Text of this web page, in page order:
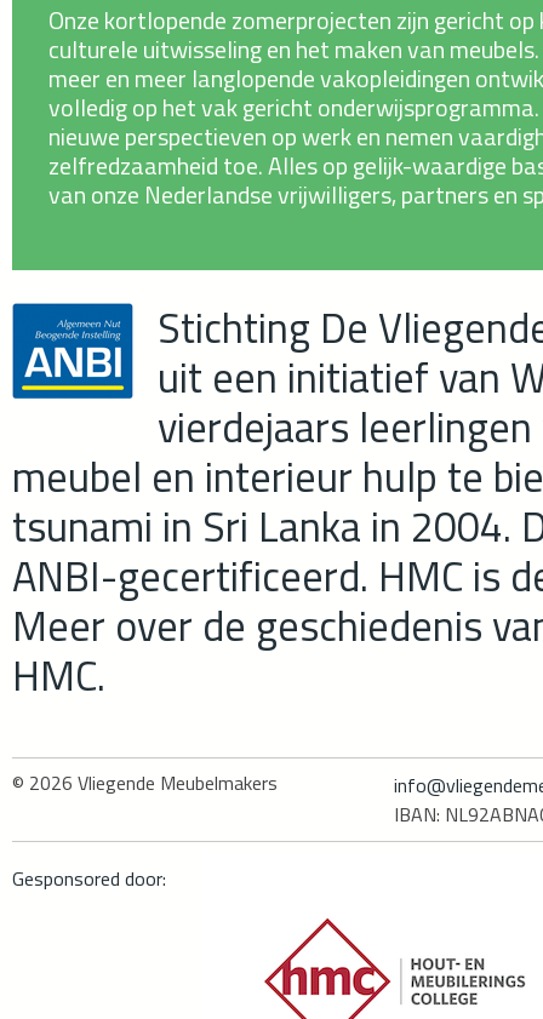
Onze kortlopende zomerprojecten zijn gericht
culturele uitwisseling en het maken van
meer en meer langlopende vakopleidingen
volledig op het vak gericht
nieuwe perspectieven op werk en nemen
zelfredzaamheid toe. Alles op gelijk-waardige
van onze Nederlandse vrijwilligers, partners en
Stichting De
uit een initiatief van
vierdejaars
meubel en interieur hulp te
tsunami in Sri Lanka in 2004.
ANBI-gecertificeerd. HMC is
Meer over de geschiedenis
HMC.
© 2026 Vliegende Meubelmakers
IBAN:
Gesponsored door: